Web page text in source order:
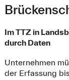
Im TTZ in
durch Daten
Unternehmen
der Erfassung